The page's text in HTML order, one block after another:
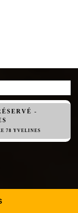
-
78 YVELINES